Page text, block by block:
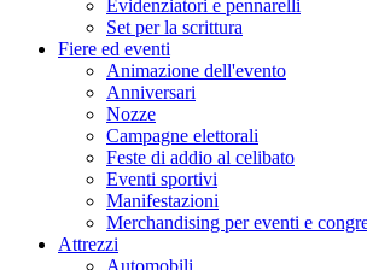
Evidenziatori e pennarelli
Set per la scrittura
Fiere ed eventi
Animazione dell'evento
Anniversari
Nozze
Campagne elettorali
Feste di addio al celibato
Eventi sportivi
Manifestazioni
Merchandising per eventi e
Attrezzi
Automobili